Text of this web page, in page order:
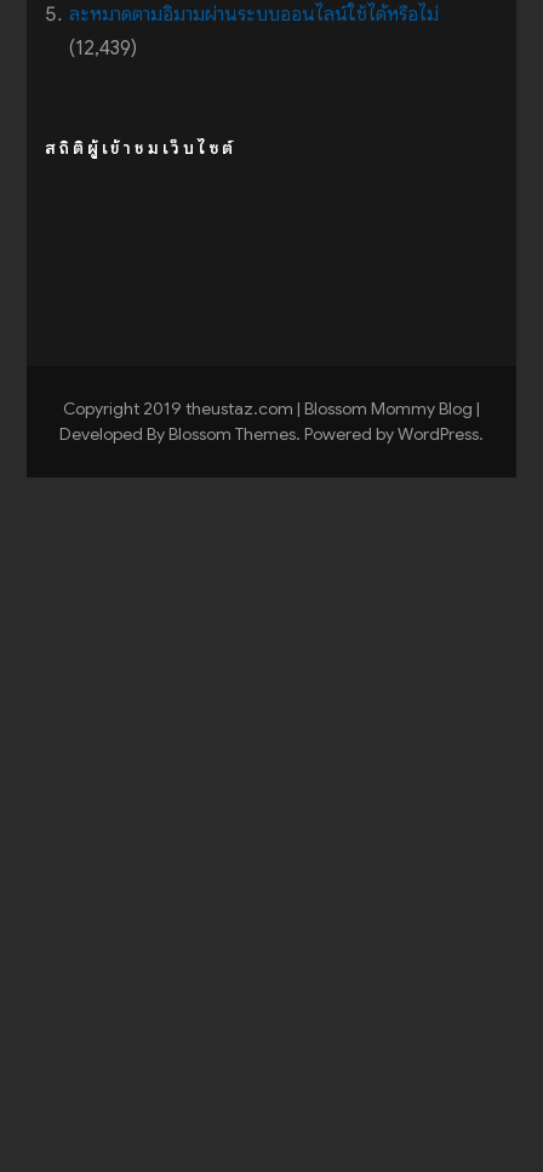
ละหมาดตามอิมามผ่านระบบออนไลน์ใช้ได้หรือไม่
(12,439)
สถิติผู้เข้าชมเว็บไซต์
Copyright 2019 theustaz.com | Blossom Mommy Blog |
Developed By Blossom Themes. Powered byWordPress.